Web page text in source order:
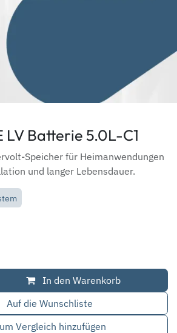
LV Batterie 5.0L-C1
Speicher für Heimanwendungen
und langer Lebensdauer.
In den Warenkorb
Vergleich hinzufügen
Auf die Wunschliste